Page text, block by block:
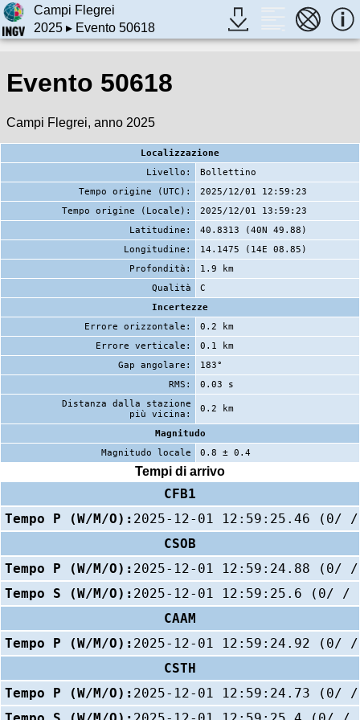
Campi Flegrei
2025▸ Evento 50618
Evento 50618
Campi Flegrei, anno 2025
Localizzazione
Livello:
Bollettino
Tempo origine (UTC):
2025/12/01 12:59:23
Tempo origine (Locale):
2025/12/01 13:59:23
Latitudine:
40.8313 (40N 49.88)
Longitudine:
14.1475 (14E 08.85)
Profondità:
1.9 km
Qualità
C
Incertezze
Errore orizzontale:
0.2 km
Errore verticale:
0.1 km
Gap angolare:
183°
RMS:
0.03 s
Distanza dalla stazione
più vicina:
0.2 km
Magnitudo
Magnitudo locale
0.8 ± 0.4
Tempi di arrivo
CFB1
Tempo P (W/M/O): 2025-12-01 12:59:25.46 (0/
CSOB
Tempo P (W/M/O): 2025-12-01 12:59:24.88 (0/
Tempo S (W/M/O): 2025-12-01 12:59:25.6 (0/ /
CAAM
Tempo P (W/M/O): 2025-12-01 12:59:24.92 (0/
CSTH
Tempo P (W/M/O): 2025-12-01 12:59:24.73 (0/